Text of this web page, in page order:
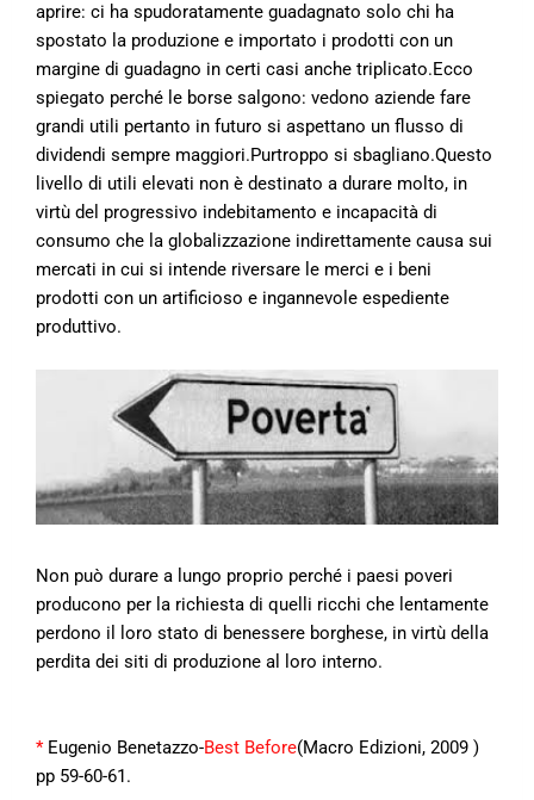
aprire: ci ha spudoratamente guadagnato solo chi ha
spostato la produzione e importato i prodotti con un
margine di guadagno in certi casi anche triplicato.Ecco
spiegato perché le borse salgono: vedono aziende fare
grandi utili pertanto in futuro si aspettano un flusso di
dividendi sempre maggiori.Purtroppo si sbagliano.Questo
livello di utili elevati non è destinato a durare molto, in
virtù del progressivo indebitamento e incapacità di
consumo che la globalizzazione indirettamente causa sui
mercati in cui si intende riversare le merci e i beni
prodotti con un artificioso e ingannevole espediente
produttivo.
Non può durare a lungo proprio perché i paesi poveri
producono per la richiesta di quelli ricchi che lentamente
perdono il loro stato di benessere borghese, in virtù della
perdita dei siti di produzione al loro interno.
*Eugenio Benetazzo-Best Before(Macro Edizioni, 2009 )
pp 59-60-61.